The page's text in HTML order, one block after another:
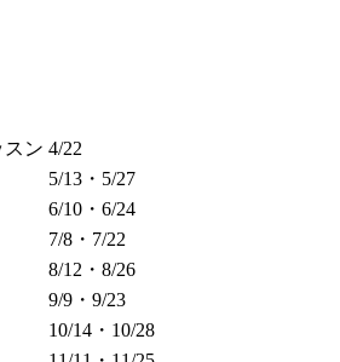
スン 4/22
5/13・5/27
6/10・6/24
7/8・7/22
8/12・8/26
9/9・9/23
10/14・10/28